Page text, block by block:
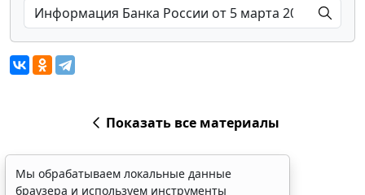
Показать все материалы
Мы обрабатываем локальные данные
браузера и используем инструменты